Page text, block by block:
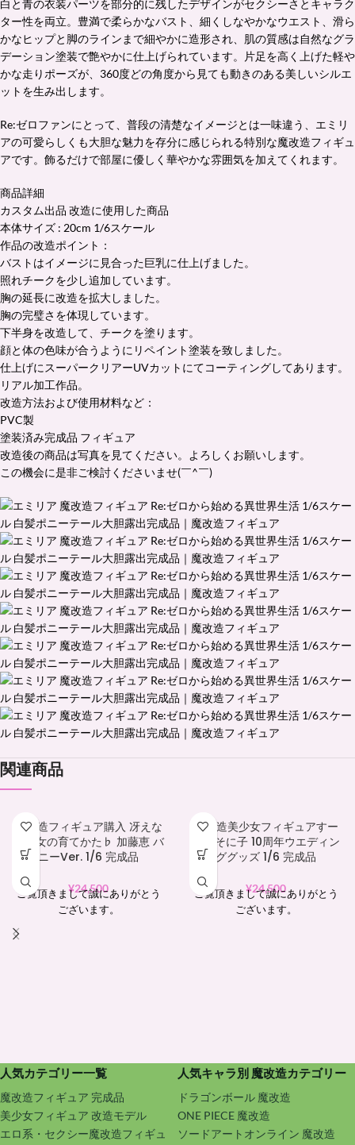
白と青の衣装パーツを部分的に残したデザインがセクシーさとキャラク
ター性を両立。豊満で柔らかなバスト、細くしなやかなウエスト、滑ら
かなヒップと脚のラインまで細やかに造形され、肌の質感は自然なグラ
デーション塗装で艶やかに仕上げられています。片足を高く上げた軽や
かな走りポーズが、360度どの角度から見ても動きのある美しいシルエ
ットを生み出します。
Re:ゼロファンにとって、普段の清楚なイメージとは一味違う、エミリ
アの可愛らしくも大胆な魅力を存分に感じられる特別な魔改造フィギュ
アです。飾るだけで部屋に優しく華やかな雰囲気を加えてくれます。
商品詳細
カスタム出品 改造に使用した商品
本体サイズ : 20cm 1/6スケール
作品の改造ポイント：
バストはイメージに見合った巨乳に仕上げました。
照れチークを少し追加しています。
胸の延長に改造を拡大しました。
胸の完璧さを体現しています。
下半身を改造して、チークを塗ります。
顔と体の色味が合うようにリペイント塗装を致しました。
仕上げにスーパークリアーUVカットにてコーティングしてあります。
リアル加工作品。
改造方法および使用材料など：
PVC製
塗装済み完成品 フィギュア
改造後の商品は写真を見てください。よろしくお願いします。
この機会に是非ご検討くださいませ(￣^￣)ゞ
関連商品
魔改造フィギュア購入 冴えな
い彼女の育てかた♭ 加藤恵 バ
ニーVer. 1/6 完成品
¥24,500
ご覧頂きまして誠にありがとう
ございます。
魔改造美少女フィギュアすー
ぱーそに子 10周年ウエディン
ググッズ 1/6 完成品
¥24,500
ご覧頂きまして誠にありがとう
ございます。
人気カテゴリー一覧
魔改造フィギュア 完成品
美少女フィギュア 改造モデル
エロ系・セクシー魔改造フィギュ
人気キャラ別 魔改造カテゴリー
ドラゴンボール 魔改造
ONE PIECE 魔改造
ソードアートオンライン 魔改造